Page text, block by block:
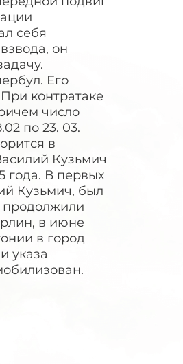
себя
он
Его
контратаке
число
по 23. 03.
в
Кузьмич
года. В первых
Кузьмич, был
продолжили
в июне
в город
указа